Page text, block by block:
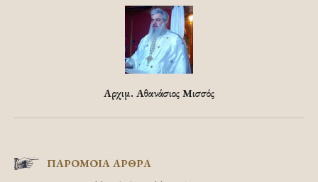
Αρχιμ. Αθανάσιος Μισσός
ΠΑΡΟΜΟΙΑ ΑΡΘΡΑ